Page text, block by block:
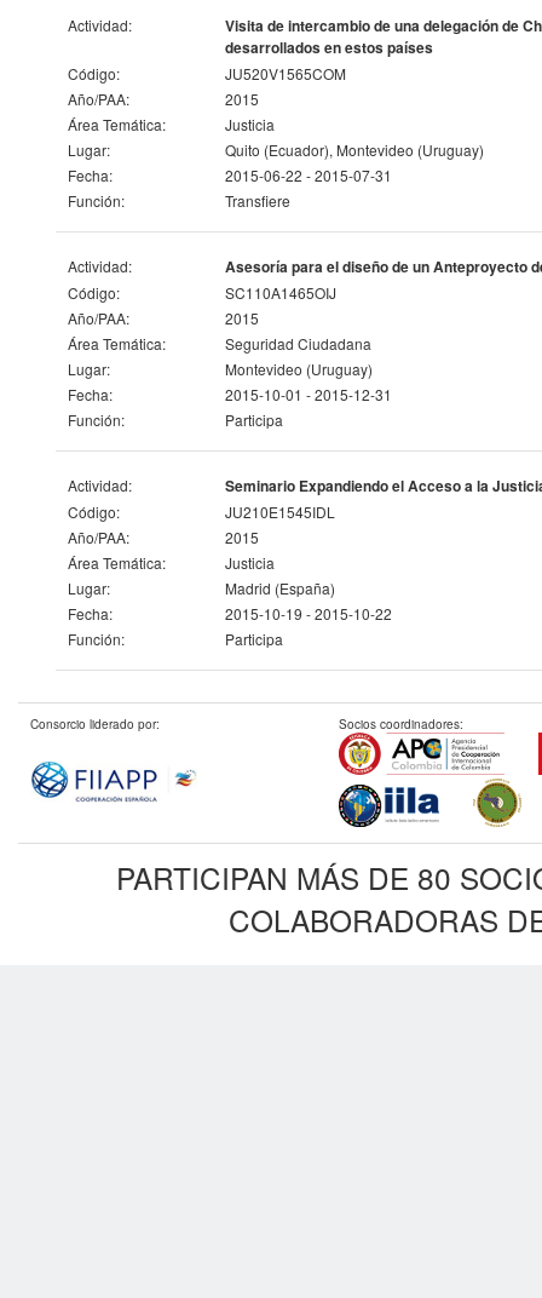
Actividad:
Visita de intercambio de una delegación de
desarrollados en estos países
Código:
JU520V1565COM
Año/PAA:
2015
Área Temática:
Justicia
Lugar:
Quito (Ecuador), Montevideo (Uruguay)
Fecha:
2015-06-22 - 2015-07-31
Función:
Transfiere
Actividad: Asesoría para el diseño de un Anteproyecto
Código:
SC110A1465OIJ
Año/PAA:
2015
Área Temática:
Seguridad Ciudadana
Lugar:
Montevideo (Uruguay)
Fecha:
2015-10-01 - 2015-12-31
Función:
Participa
Actividad: Seminario Expandiendo el Acceso a la
Código:
JU210E1545IDL
Año/PAA:
2015
Área Temática:
Justicia
Lugar:
Madrid (España)
Fecha:
2015-10-19 - 2015-10-22
Función:
Participa
Consorcio liderado por: Socios coordinadores:
PARTICIPAN MÁS DE 80
COLABORADORAS